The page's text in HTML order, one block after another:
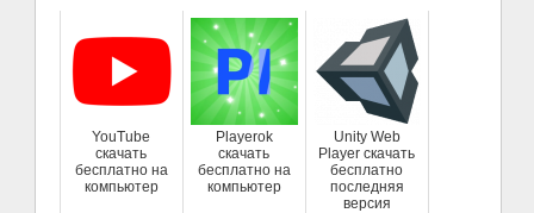
YouTube
скачать
бесплатно на
компьютер
Playerok
скачать
бесплатно на
компьютер
Unity Web
Player скачать
бесплатно
последняя
версия